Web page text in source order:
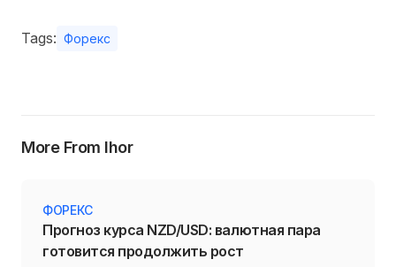
Tags: Форекс
More From Ihor
ФОРЕКС
Прогноз курса NZD/USD: валютная пара
готовится продолжить рост